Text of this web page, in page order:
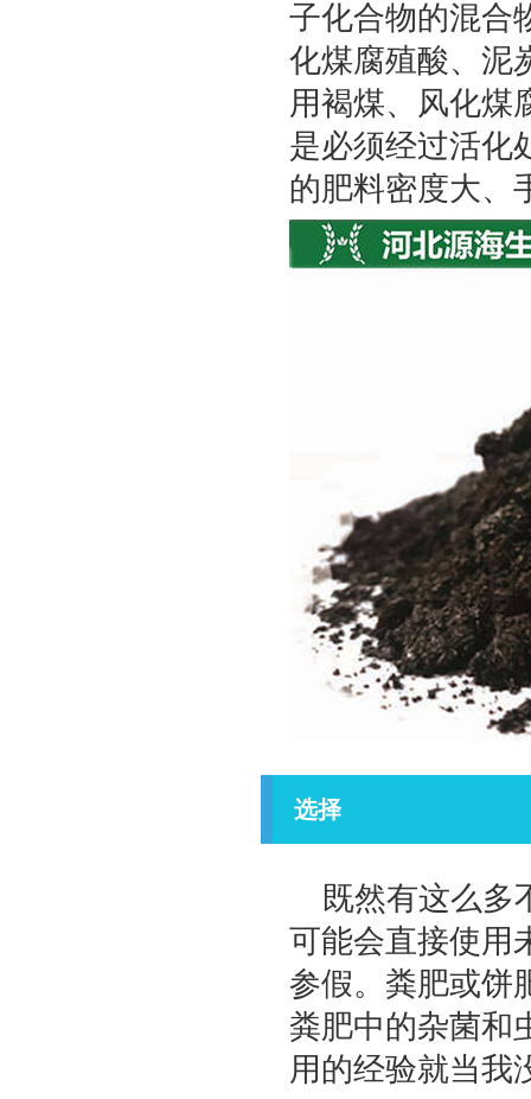
子化合物的混合
化煤腐殖酸、泥
用褐煤、风化煤
是必须经过活化
的肥料密度大、
选择
既然有这么多
可能会直接使用
参假。粪肥或饼
粪肥中的杂菌和
用的经验就当我